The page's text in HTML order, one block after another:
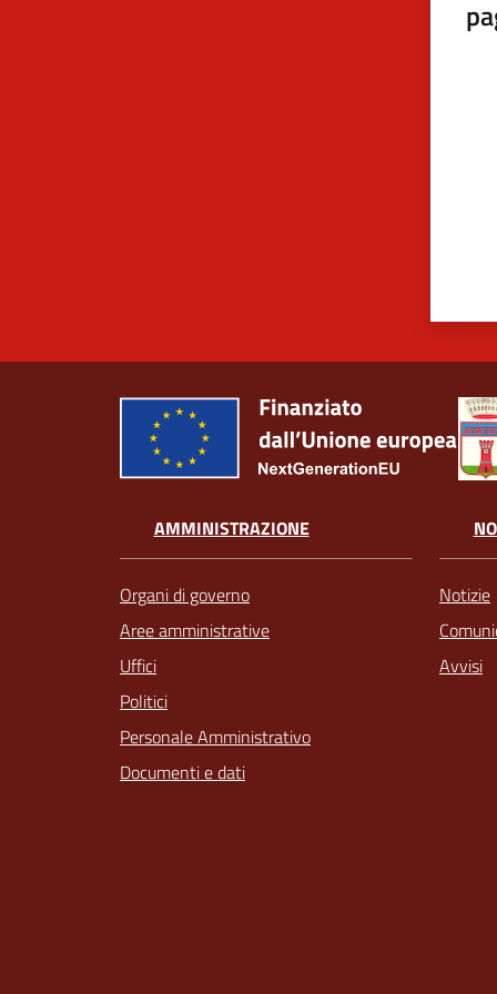
AMMINISTRAZIONE
Organi di governo
Aree amministrative
Uffici
Politici
Personale Amministrativo
Documenti e dati
Notizie
Avvisi